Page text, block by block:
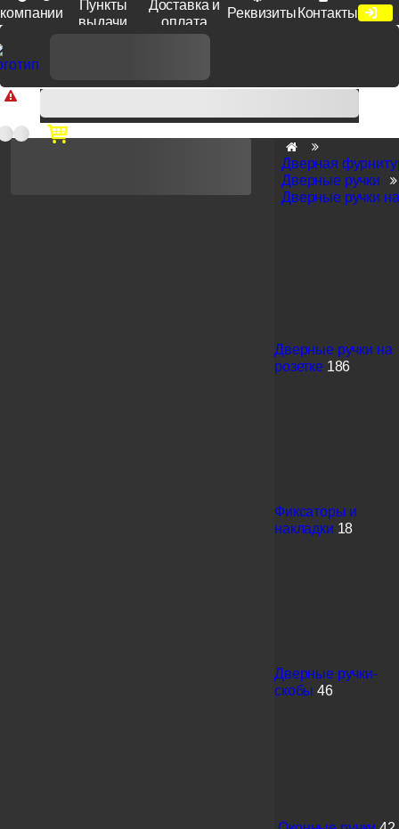
компании
Пункты
выдачи
Доставка и
оплата
Реквизиты Контакты
Доп. скидка от цен на сайте 7% при заказе от 50 тыс. руб
продукции Venezia, Fratelli, Tupai, Extreza, Melodia, Forme при
оплате по счету.
Дверная
Дверные ручки
Дверные ручки
Дверные ручки на
розетке 186
Фиксаторы и
накладки 18
Дверные ручки-
скобы 46